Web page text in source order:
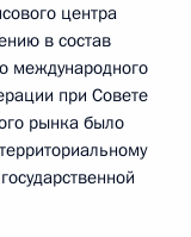
центра
в состав
международного
при Совете
рынка было